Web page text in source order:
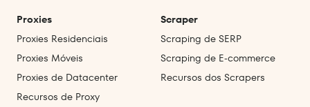
Proxies
Proxies Residenciais
Proxies Móveis
Proxies de Datacenter
Recursos de Proxy
Scraper
Scraping de SERP
Scraping de E‑commerce
Recursos dos Scrapers